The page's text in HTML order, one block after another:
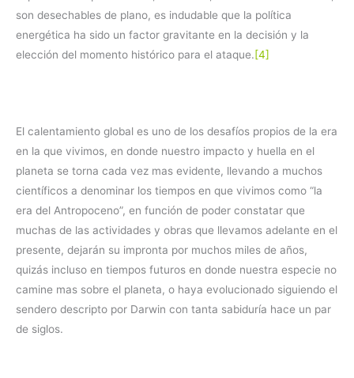
son desechables de plano, es indudable que la política
energética ha sido un factor gravitante en la decisión y la
elección del momento histórico para el ataque.[4]
El calentamiento global es uno de los desafíos propios de la era
en la que vivimos, en donde nuestro impacto y huella en el
planeta se torna cada vez mas evidente, llevando a muchos
científicos a denominar los tiempos en que vivimos como “la
era del Antropoceno”, en función de poder constatar que
muchas de las actividades y obras que llevamos adelante en el
presente, dejarán su impronta por muchos miles de años,
quizás incluso en tiempos futuros en donde nuestra especie no
camine mas sobre el planeta, o haya evolucionado siguiendo el
sendero descripto por Darwin con tanta sabiduría hace un par
de siglos.